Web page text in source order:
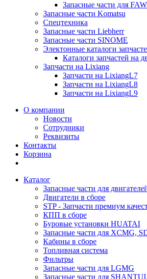
Запасные части для FAW
Запасные части Komatsu
Спецтехника
Запасные части Liebherr
Запасные части SINOME
Электонные каталоги
Каталоги запчастей на
Запчасти на Lixiang
Запчасти на LixiangL7
Запчасти на LixiangL8
Запчасти на LixiangL9
О компании
Новости
Сотрудники
Реквизиты
Контакты
Корзина
Каталог
Запасные части для
Двигатели в сборе
STP - Запчасти премиум
КПП в сборе
Буровые установки HUATAI
Запасные части для XCMG,
Кабины в сборе
Топливная система
Фильтры
Запасные части для LGMG
Запасные части для